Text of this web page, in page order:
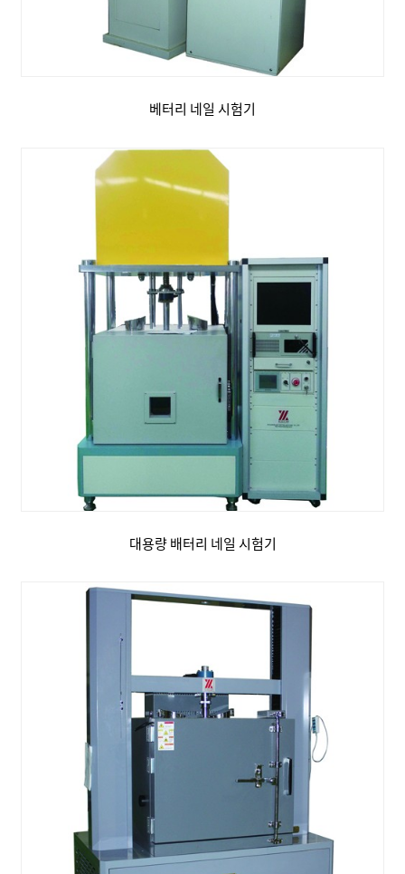
베터리 네일 시험기
대용량 배터리 네일 시험기